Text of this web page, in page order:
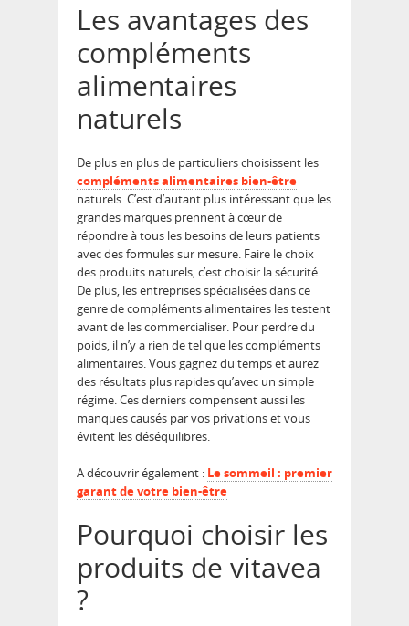
Les avantages des
compléments
alimentaires
naturels
De plus en plus de particuliers choisissent les
compléments alimentaires bien-être
naturels. C’est d’autant plus intéressant que les
grandes marques prennent à cœur de
répondre à tous les besoins de leurs patients
avec des formules sur mesure. Faire le choix
des produits naturels, c’est choisir la sécurité.
De plus, les entreprises spécialisées dans ce
genre de compléments alimentaires les testent
avant de les commercialiser. Pour perdre du
poids, il n’y a rien de tel que les compléments
alimentaires. Vous gagnez du temps et aurez
des résultats plus rapides qu’avec un simple
régime. Ces derniers compensent aussi les
manques causés par vos privations et vous
évitent les déséquilibres.
A découvrir également : Le sommeil : premier
garant de votre bien-être
Pourquoi choisir les
produits de vitavea
?